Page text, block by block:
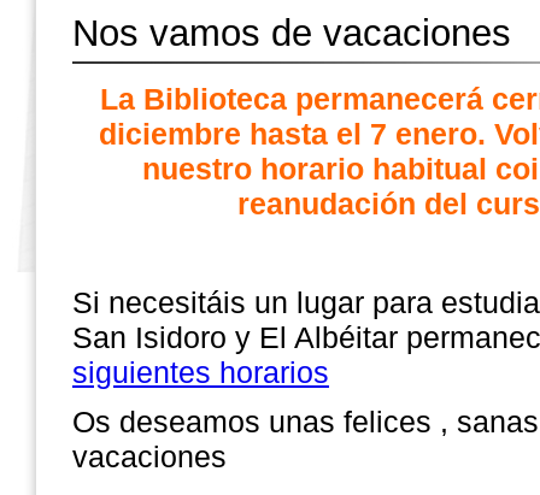
Nos vamos de vacaciones
La Biblioteca permanecerá
diciembre hasta el 7 enero.
nuestro horario habitual
reanudación del
Si necesitáis un lugar para
San Isidoro y El Albéitar
siguientes horarios
Os deseamos unas felices ,
vacaciones